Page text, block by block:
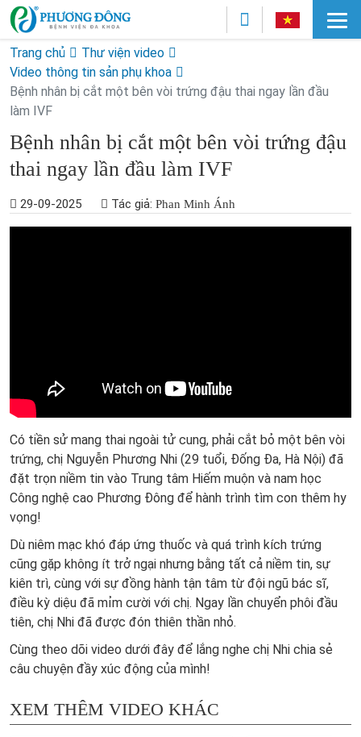
Trang chủ
Thư viện video
Video thông tin sản phụ khoa
Bệnh nhân bị cắt một bên vòi trứng đậu thai ngay lần đầu
làm IVF
Bệnh nhân bị cắt một bên vòi trứng đậu
thai ngay lần đầu làm IVF
29-09-2025 Tác giả: Phan Minh Ánh
Có tiền sử mang thai ngoài tử cung, phải cắt bỏ một bên vòi
trứng, chị Nguyễn Phương Nhi (29 tuổi, Đống Đa, Hà Nội) đã
đặt trọn niềm tin vào Trung tâm Hiếm muộn và nam học
Công nghệ cao Phương Đông để hành trình tìm con thêm hy
vọng!
Dù niêm mạc khó đáp ứng thuốc và quá trình kích trứng
cũng gặp không ít trở ngại nhưng bằng tất cả niềm tin, sự
kiên trì, cùng với sự đồng hành tận tâm từ đội ngũ bác sĩ,
điều kỳ diệu đã mỉm cười với chị. Ngay lần chuyển phôi đầu
tiên, chị Nhi đã được đón thiên thần nhỏ.
Cùng theo dõi video dưới đây để lắng nghe chị Nhi chia sẻ
câu chuyện đầy xúc động của mình!
XEM THÊM VIDEO KHÁC